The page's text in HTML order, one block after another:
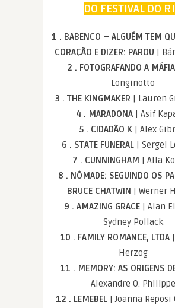
DO FESTIVAL DO
1 . BABENCO – ALGUÉM TEM
CORAÇÃO E DIZER: PAROU |
2 . FOTOGRAFANDO A MÁFIA
Longinotto
3 . THE KINGMAKER | Lauren
4 . MARADONA | Asif
5 . CIDADÃO K | Alex
6 . STATE FUNERAL | Sergei
7 . CUNNINGHAM | Alla
8 . NÔMADE: SEGUINDO OS
BRUCE CHATWIN | Werner
9 . AMAZING GRACE | Alan
Sydney Pollack
10 . FAMILY ROMANCE, LTDA
Herzog
11 . MEMORY: AS ORIGENS
Alexandre O. Philippe
12 . LEMEBEL | Joanna Reposi